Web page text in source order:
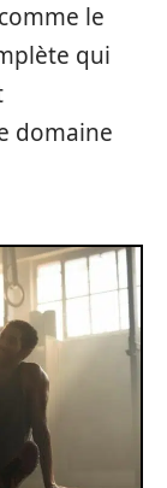
le
qui
domaine